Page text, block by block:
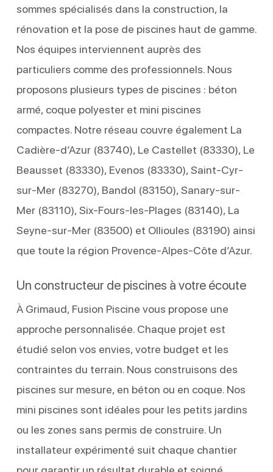
sommes spécialisés dans la construction, la
rénovation et la pose de piscines haut de gamme.
Nos équipes interviennent auprès des
particuliers comme des professionnels. Nous
proposons plusieurs types de piscines : béton
armé, coque polyester et mini piscines
compactes. Notre réseau couvre également La
Cadière-d’Azur (83740), Le Castellet (83330), Le
Beausset (83330), Evenos (83330), Saint-Cyr-
sur-Mer (83270), Bandol (83150), Sanary-sur-
Mer (83110), Six-Fours-les-Plages (83140), La
Seyne-sur-Mer (83500) et Ollioules (83190) ainsi
que toute la région Provence-Alpes-Côte d’Azur.
Un constructeur de piscines à votre écoute
À Grimaud, Fusion Piscine vous propose une
approche personnalisée. Chaque projet est
étudié selon vos envies, votre budget et les
contraintes du terrain. Nous construisons des
piscines sur mesure, en béton ou en coque. Nos
mini piscines sont idéales pour les petits jardins
ou les zones sans permis de construire. Un
installateur expérimenté suit chaque chantier